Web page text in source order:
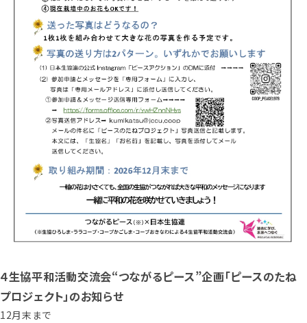
４生協平和活動交流会“つながるピース”企画「ピースのたね
プロジェクト」のお知らせ
12月末まで